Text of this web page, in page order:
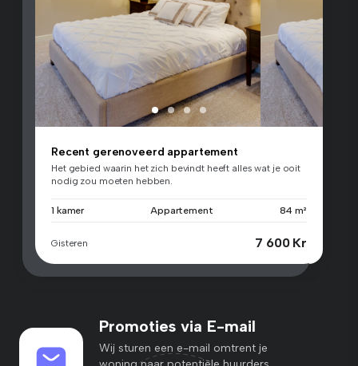
Recent gerenoveerd appartement
Het gebied waarin het zich bevindt heeft alles wat je ooit
nodig zou moeten hebben.
1 kamer Appartement 84 m²
Gisteren 7 600 Kr
Promoties via E-mail
Wij sturen een e-mail omtrent je